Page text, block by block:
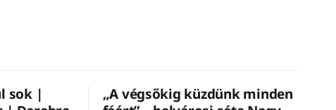
sok |
„A végsőkig küzdünk minden